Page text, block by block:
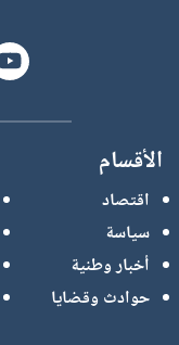
الأقسام
اقتصاد
سياسة
أخبار وطنية
حوادث وقضايا